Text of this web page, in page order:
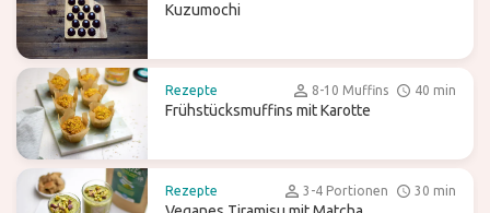
Kuzumochi
Rezepte 8-10 Muffins 40 min
Frühstücksmuffins mit Karotte
Rezepte 3-4 Portionen 30 min